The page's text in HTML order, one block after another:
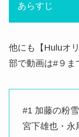
あらすじ
他にも【Huluオ
部で動画は#９ま
#1 加藤の粉雪
宮下雄也・永